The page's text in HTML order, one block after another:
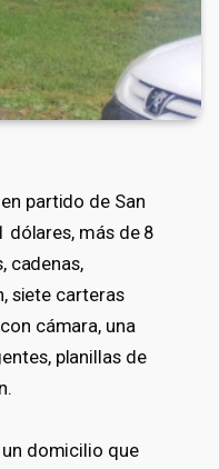
partido de San
dólares, más de 8
cadenas,
siete carteras
cámara, una
planillas de
domicilio que